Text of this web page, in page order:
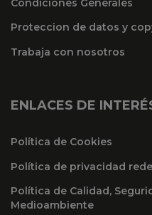
Condiciones Generales
Proteccion de datos y
Trabaja con nosotros
ENLACES DE
Política de Cookies
Política de privacidad
Política de Calidad,
Medioambiente